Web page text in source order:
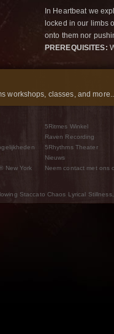
In Heartbeat we
locked in our limbs
onto them nor
PREREQUISITES:
workshops, classes, and
New York
5Ritmes Winkel
Raven Recording
5Rhythms Theater
Nieuws
Neem contact met ons
Staccato Chaos Lyrical